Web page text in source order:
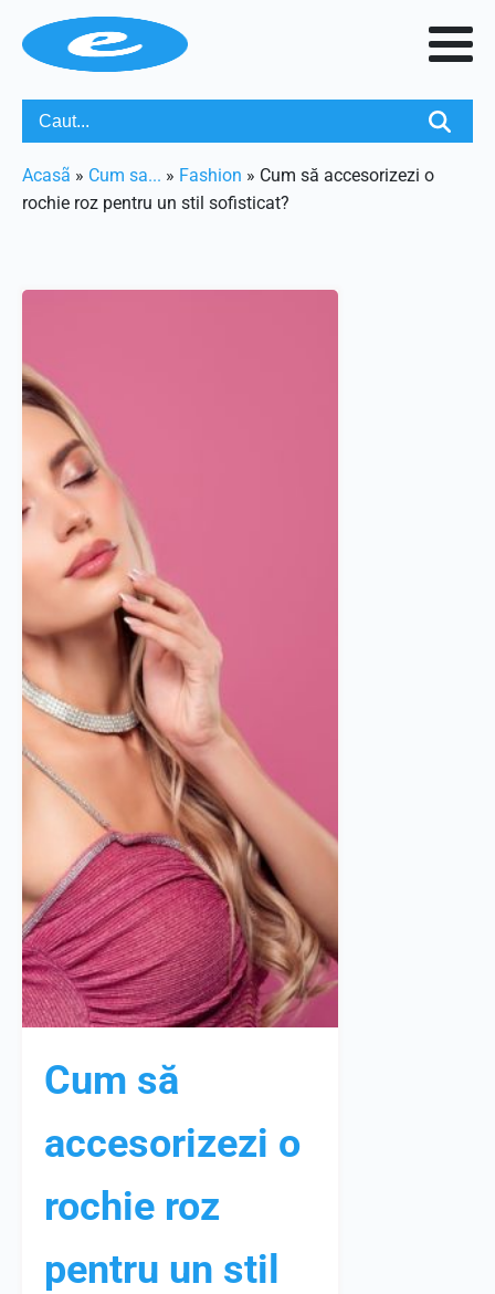
Acasã » Cum sa... » Fashion » Cum să accesorizezi o
rochie roz pentru un stil sofisticat?
Cum să
accesorizezi o
rochie roz
pentru un stil